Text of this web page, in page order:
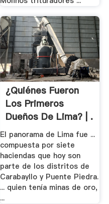
¿Quiénes Fueron
Los Primeros
Dueños De Lima? | .
El panorama de Lima fue ...
compuesta por siete
haciendas que hoy son
parte de los distritos de
Carabayllo y Puente Piedra.
... quien tenía minas de oro,
...